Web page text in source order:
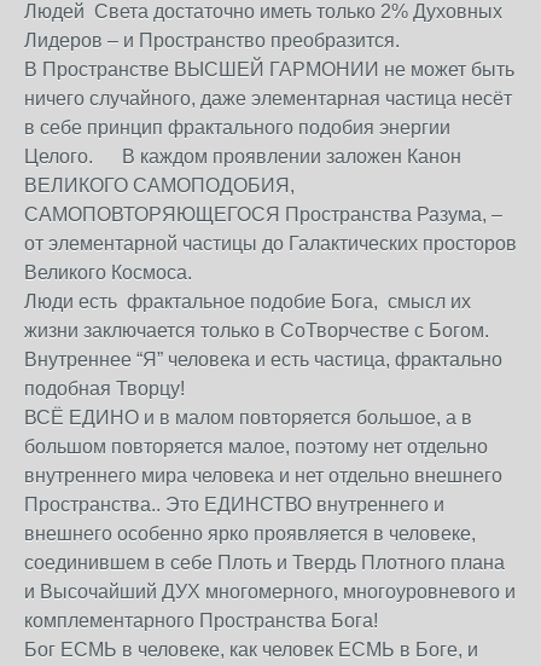
Людей Света достаточно иметь только 2% Духовных
Лидеров – и Пространство преобразится.
В Пространстве ВЫСШЕЙ ГАРМОНИИ не может быть
ничего случайного, даже элементарная частица несёт
в себе принцип фрактального подобия энергии
Целого. В каждом проявлении заложен Канон
ВЕЛИКОГО САМОПОДОБИЯ,
САМОПОВТОРЯЮЩЕГОСЯ Пространства Разума, –
от элементарной частицы до Галактических просторов
Великого Космоса.
Люди есть фрактальное подобие Бога, смысл их
жизни заключается только в СоТворчестве с Богом.
Внутреннее “Я” человека и есть частица, фрактально
подобная Творцу!
ВСЁ ЕДИНО и в малом повторяется большое, а в
большом повторяется малое, поэтому нет отдельно
внутреннего мира человека и нет отдельно внешнего
Пространства.. Это ЕДИНСТВО внутреннего и
внешнего особенно ярко проявляется в человеке,
соединившем в себе Плоть и Твердь Плотного плана
и Высочайший ДУХ многомерного, многоуровневого и
комплементарного Пространства Бога!
Бог ЕСМЬ в человеке, как человек ЕСМЬ в Боге, и